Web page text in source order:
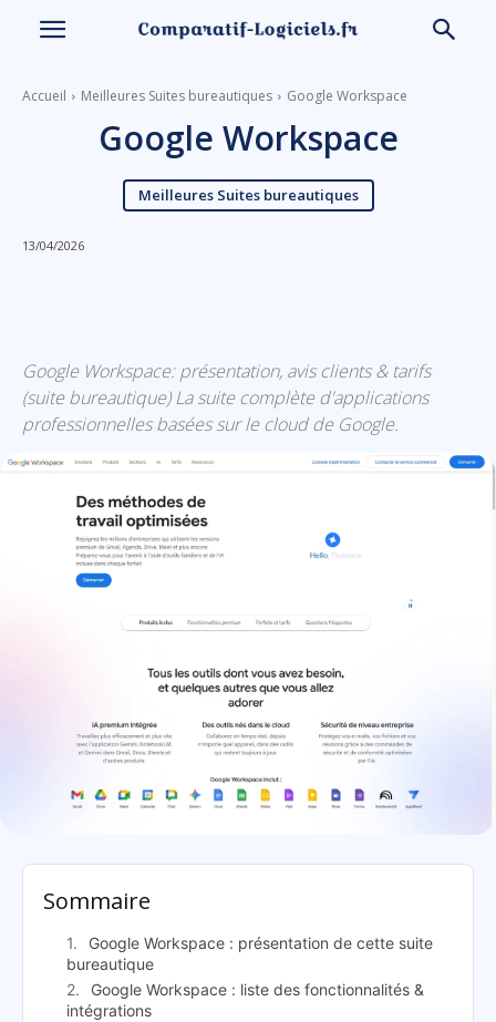
Accueil Meilleures Suites bureautiques Google Workspace
Google Workspace
Meilleures Suites bureautiques
13/04/2026
Google Workspace: présentation, avis clients & tarifs
(suite bureautique) La suite complète d'applications
professionnelles basées sur le cloud de Google.
Sommaire
Google Workspace : présentation de cette suite
bureautique
Google Workspace : liste des fonctionnalités &
intégrations